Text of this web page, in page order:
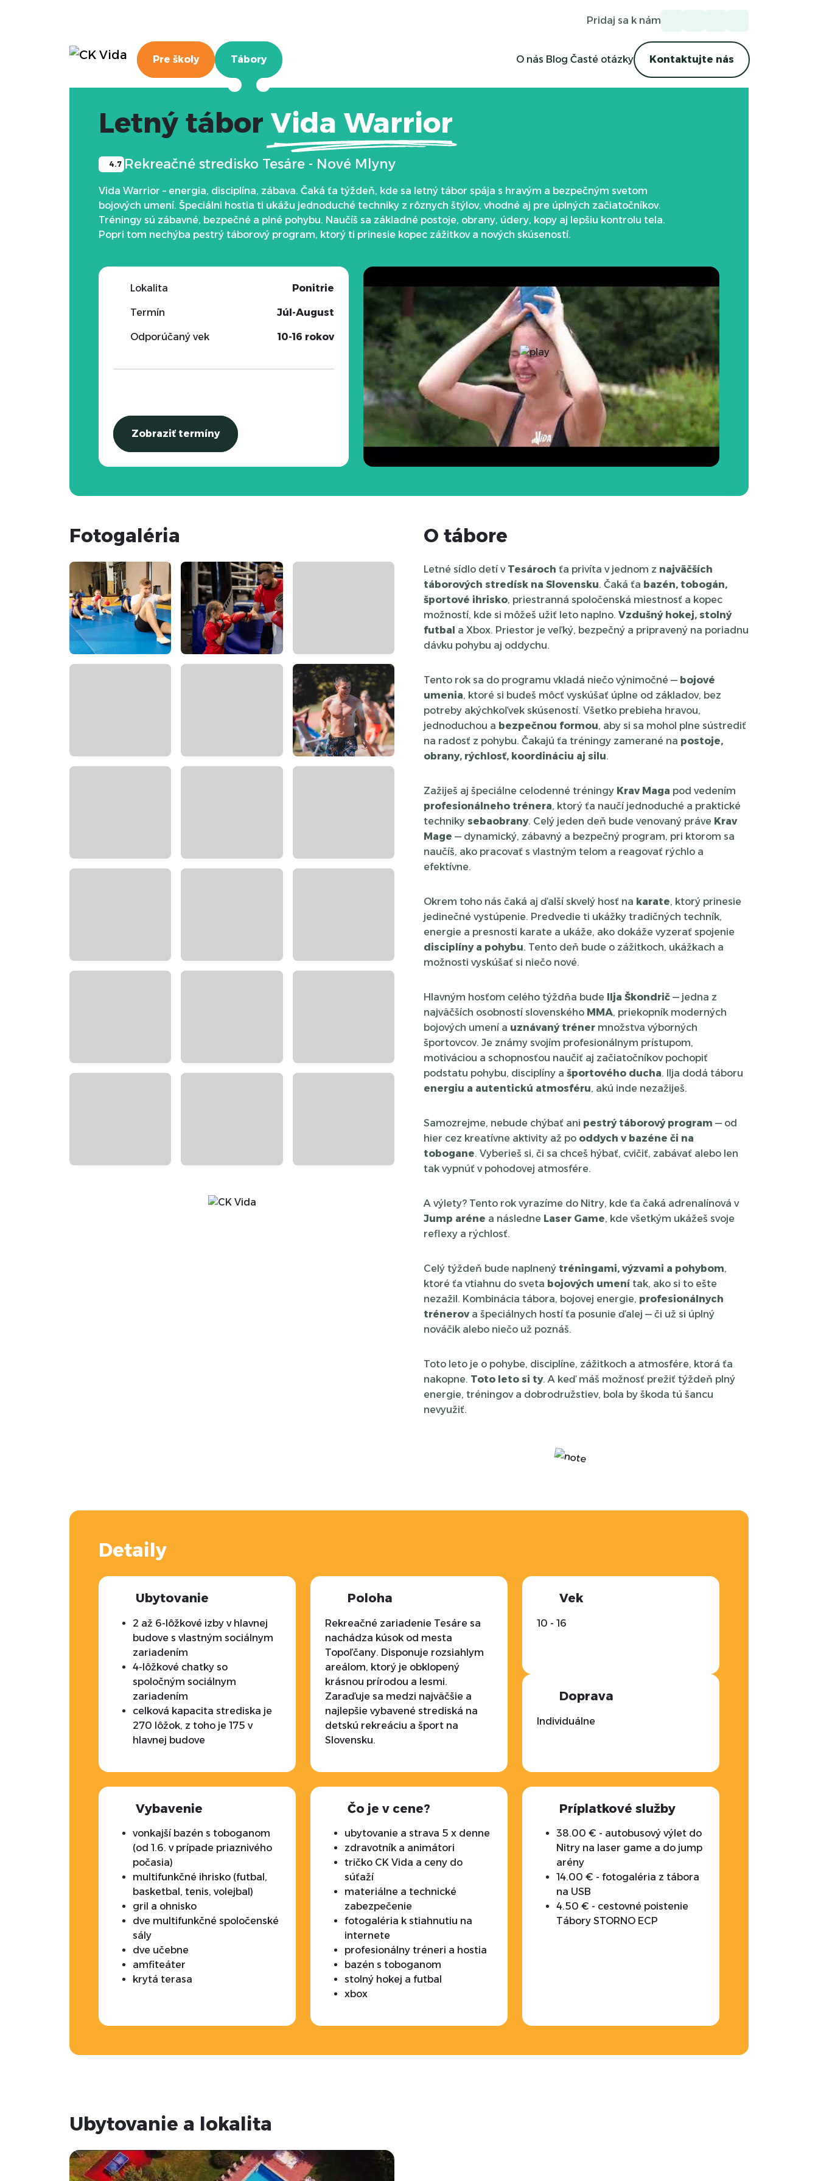
Pridaj sa k nám
Pre školy Tábory O nás Blog Časté otázky Kontaktujte nás
Domov Tábory Letný tábor Vida Warrior
Letný tábor Vida Warrior
4.7 Rekreačné stredisko Tesáre - Nové Mlyny
Vida Warrior – energia, disciplína, zábava. Čaká ťa týždeň, kde sa letný tábor spája s hravým a bezpečným svetom
bojových umení. Špeciálni hostia ti ukážu jednoduché techniky z rôznych štýlov, vhodné aj pre úplných začiatočníkov.
Tréningy sú zábavné, bezpečné a plné pohybu. Naučíš sa základné postoje, obrany, údery, kopy aj lepšiu kontrolu tela.
Popri tom nechýba pestrý táborový program, ktorý ti prinesie kopec zážitkov a nových skúseností.
Lokalita Ponitrie
Termín Júl-August
Odporúčaný vek 10-16 rokov
Zobraziť termíny
Fotogaléria O tábore
Letné sídlo detí v Tesároch ťa privíta v jednom z najväčších
táborových stredísk na Slovensku. Čaká ťa bazén, tobogán,
športové ihrisko, priestranná spoločenská miestnosť a kopec
možností, kde si môžeš užiť leto naplno. Vzdušný hokej, stolný
futbal a Xbox. Priestor je veľký, bezpečný a pripravený na poriadnu
dávku pohybu aj oddychu.
Tento rok sa do programu vkladá niečo výnimočné — bojové
umenia, ktoré si budeš môcť vyskúšať úplne od základov, bez
potreby akýchkoľvek skúseností. Všetko prebieha hravou,
jednoduchou a bezpečnou formou, aby si sa mohol plne sústrediť
na radosť z pohybu. Čakajú ťa tréningy zamerané na postoje,
obrany, rýchlosť, koordináciu aj silu.
Zažiješ aj špeciálne celodenné tréningy Krav Maga pod vedením
profesionálneho trénera, ktorý ťa naučí jednoduché a praktické
techniky sebaobrany. Celý jeden deň bude venovaný práve Krav
Mage — dynamický, zábavný a bezpečný program, pri ktorom sa
naučíš, ako pracovať s vlastným telom a reagovať rýchlo a
efektívne.
Okrem toho nás čaká aj ďalší skvelý hosť na karate, ktorý prinesie
jedinečné vystúpenie. Predvedie ti ukážky tradičných techník,
energie a presnosti karate a ukáže, ako dokáže vyzerať spojenie
disciplíny a pohybu. Tento deň bude o zážitkoch, ukážkach a
možnosti vyskúšať si niečo nové.
Hlavným hosťom celého týždňa bude Ilja Škondrič — jedna z
najväčších osobností slovenského MMA, priekopník moderných
bojových umení a uznávaný tréner množstva výborných
športovcov. Je známy svojím profesionálnym prístupom,
motiváciou a schopnosťou naučiť aj začiatočníkov pochopiť
podstatu pohybu, disciplíny a športového ducha. Ilja dodá táboru
energiu a autentickú atmosféru, akú inde nezažiješ.
Samozrejme, nebude chýbať ani pestrý táborový program — od
hier cez kreatívne aktivity až po oddych v bazéne či na
tobogane. Vyberieš si, či sa chceš hýbať, cvičiť, zabávať alebo len
tak vypnúť v pohodovej atmosfére.
A výlety? Tento rok vyrazíme do Nitry, kde ťa čaká adrenalínová v
Jump aréne a následne Laser Game, kde všetkým ukážeš svoje
reflexy a rýchlosť.
Celý týždeň bude naplnený tréningami, výzvami a pohybom,
ktoré ťa vtiahnu do sveta bojových umení tak, ako si to ešte
nezažil. Kombinácia tábora, bojovej energie, profesionálnych
trénerova špeciálnych hostí ťa posunie ďalej — či už si úplný
nováčik alebo niečo už poznáš.
Toto leto je o pohybe, disciplíne, zážitkoch a atmosfére, ktorá ťa
nakopne. Toto leto si ty. A keď máš možnosť prežiť týždeň plný
energie, tréningov a dobrodružstiev, bola by škoda tú šancu
nevyužiť.
Detaily
Ubytovanie
2 až 6-lôžkové izby v hlavnej
budove s vlastným sociálnym
zariadením
4-lôžkové chatky so
spoločným sociálnym
zariadením
celková kapacita strediska je
270 lôžok, z toho je 175 v
hlavnej budove
Poloha
Rekreačné zariadenie Tesáre sa
nachádza kúsok od mesta
Topoľčany. Disponuje rozsiahlym
areálom, ktorý je obklopený
krásnou prírodou a lesmi.
Zaraďuje sa medzi najväčšie a
najlepšie vybavené strediská na
detskú rekreáciu a šport na
Slovensku.
Vek
10 - 16
Doprava
Individuálne
Vybavenie
vonkajší bazén s toboganom
(od 1.6. v prípade priaznivého
počasia)
multifunkčné ihrisko (futbal,
basketbal, tenis, volejbal)
gril a ohnisko
dve multifunkčné spoločenské
sály
dve učebne
amfiteáter
krytá terasa
Čo je v cene?
ubytovanie a strava 5 x denne
zdravotník a animátori
tričko CK Vida a ceny do
súťaží
materiálne a technické
zabezpečenie
fotogaléria k stiahnutiu na
internete
profesionálny tréneri a hostia
bazén s toboganom
stolný hokej a futbal
xbox
Príplatkové služby
38.00 € - autobusový výlet do
Nitry na laser game a do jump
arény
14.00 € - fotogaléria z tábora
na USB
4.50 € - cestovné poistenie
Tábory STORNO ECP
Ubytovanie a lokalita